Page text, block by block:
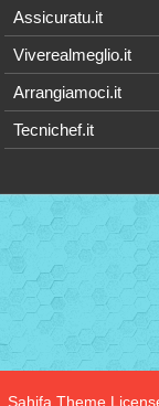
Assicuratu.it
Viverealmeglio.it
Arrangiamoci.it
Tecnichef.it
Sahifa Theme